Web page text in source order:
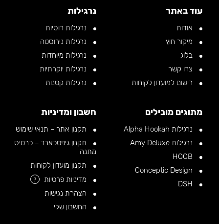
עוד באתר
אודות
מיקור חוץ
בלוג
צרו קשר
רישום למועדון לקוחות
נרגילות
נרגילות רוסיות
נרגילות נירוסטה
נרגילות מיוחדות
נרגילות יוקרתיות
נרגילות קטנות
מתוגים מובילים
נרגילות Alpha Hookah
נרגילות Amy Deluxe
חשבון ומדיניות
תקנון אתר – תנאי שימוש
תקנון גיפטכארד – כרטיס
מתנה
תקנון מועדון לקוחות
מדיניות פרטיות
?
הצהרת נגישות
החשבון שלי